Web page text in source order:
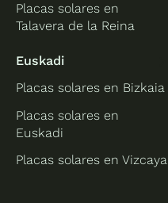
Placas solares en
Talavera de la Reina
Euskadi
Placas solares en Bizkaia
Placas solares en
Euskadi
Placas solares en Vizcaya